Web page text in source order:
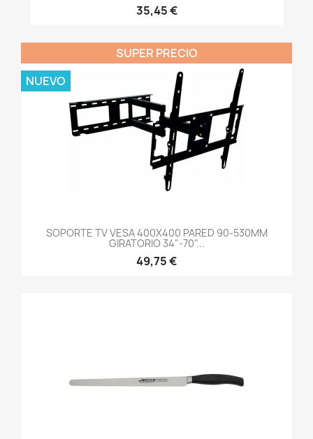
35,45 €
SOPORTE TV VESA 400X400 PARED 90-530MM
GIRATORIO 34"-70"...
49,75 €
SUPER PRECIO
NUEVO